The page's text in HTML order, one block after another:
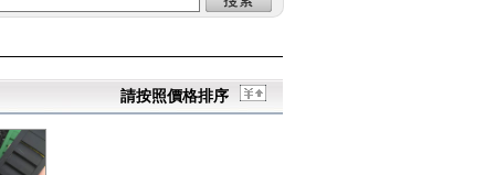
請按照價格排序